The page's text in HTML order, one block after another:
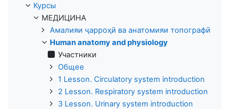
Курсы
МЕДИЦИНА
Амалияи ҷарроҳӣ ва анатомияи топографӣ
Human anatomy and physiology
Участники
Общее
1 Lesson. Circulatory system introduction
2 Lesson. Respiratory system introduction
3 Lesson. Urinary system introduction